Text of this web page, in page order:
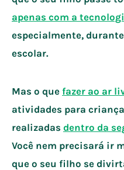
apenas com a
especialmente,
escolar.
Mas o que fazer ao ar
atividades para
realizadas dentro da
Você nem precisará ir
que o seu filho se